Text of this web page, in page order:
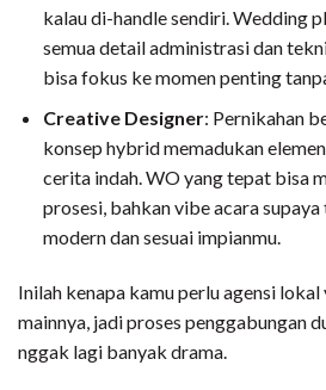
kalau di-handle sendiri. Wedding
semua detail administrasi dan
bisa fokus ke momen penting
Creative Designer: Pernikahan
konsep hybrid memadukan
cerita indah. WO yang tepat bisa
prosesi, bahkan vibe acara
modern dan sesuai impianmu.
Inilah kenapa kamu perlu agensi lokal
mainnya, jadi proses penggabungan
nggak lagi banyak drama.